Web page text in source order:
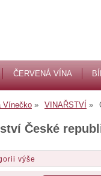
ČERVENÁ VÍNA
Vínečko VINAŘSTVÍ
České
výše